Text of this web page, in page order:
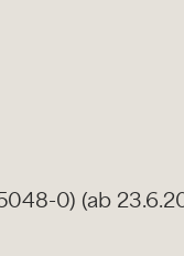
0) (ab